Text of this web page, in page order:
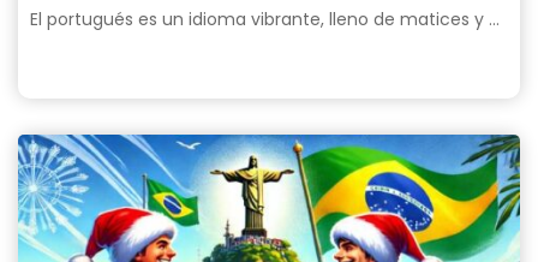
El portugués es un idioma vibrante, lleno de matices y …